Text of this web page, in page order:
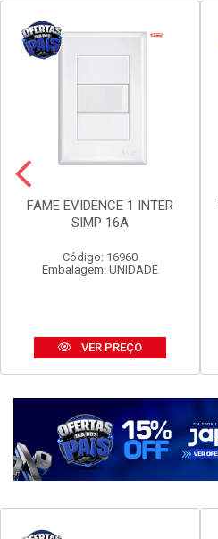
FAME EVIDENCE 1 INTER
SIMP 16A
Código: 16960
Embalagem: UNIDADE
VER PREÇO